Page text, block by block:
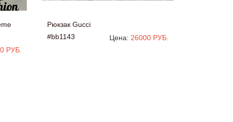
РУБ.
Рюкзак Gucci
#bb1143
Цена: 26000 РУБ.